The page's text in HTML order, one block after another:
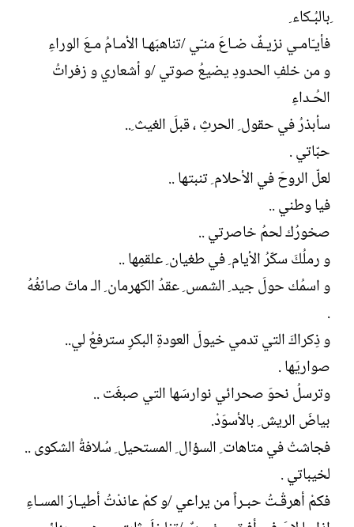
ِبالبُـكاء ِ
فأيـّامـي نزيـفٌ ضـاعَ منـّي /تناهبَهـا الأمـامُ مـعَ الوراءِ
و من خلفِ الحدودِ يضيعُ صوتي /و أشعاري و زفراتُ
الحُـداءِ
سأبذرُ في حقول ِ الحرثِ ، قبلَ الغيث ِ..
حبّاتي .
لعلّ الروحَ في الأحلام ِ تنبتها ..
فيا وطني ..
صخورُك لحمُ خاصرتي ..
و رملُكَ سكّرُ الأيام ِ في طغيان ِ علقمِها ..
و اسمُك حولَ جيد ِ الشمس ِ عقدُ الكهرمان ِ الـ ماتَ صائغُهُ
.
و ذِكراكَ التي تدمي خيولَ العودةِ البكرِ سترفعُ لي..
صواريَها .
وترسلُ نحوَ صحرائي نوارسَها التي صبغَت ..
بياضَ الريش ِ بالأسوَدْ.
فجاشتْ في متاهات ِ السؤال ِ المستحيل ِ سُلافةُ الشكوى ..
لخيباتي .
فكمْ أهرقْـتُ حبـراً من يراعي /و كمْ عاندْتُ أطيـارَ المسـاءِ